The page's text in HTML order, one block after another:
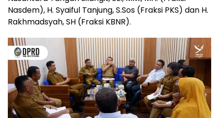
Nasdem), H. Syaiful Tanjung, S.Sos (Fraksi PKS) dan H.
Rakhmadsyah, SH (Fraksi KBNR).